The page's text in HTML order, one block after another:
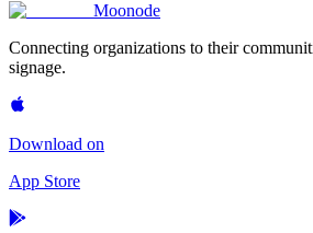
Moonode
Connecting organizations to their
signage.
Download on
App Store